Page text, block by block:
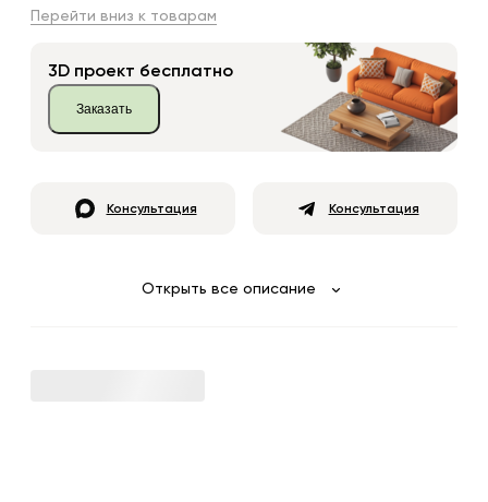
Перейти вниз к товарам
3D проект бесплатно
Заказать
Консультация Консультация
Открыть все описание